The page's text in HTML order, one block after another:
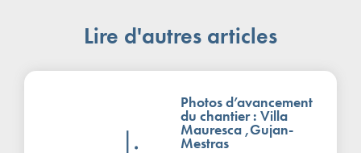
Lire d'autres articles
Photos d’avancement
du chantier : Villa
Mauresca ,Gujan-
Mestras